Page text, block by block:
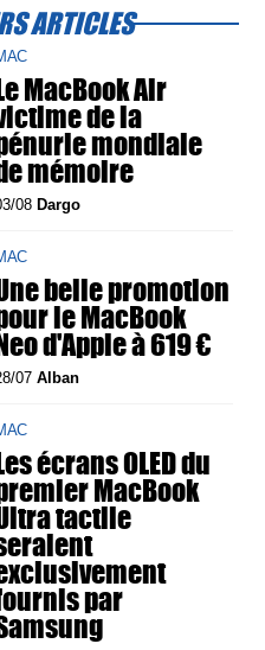
ARTICLES
MacBook Air
de la
mondiale
mémoire
08 Dargo
belle promotion
le MacBook
d'Apple à 619 €
07Alban
écrans OLED du
MacBook
tactile
par